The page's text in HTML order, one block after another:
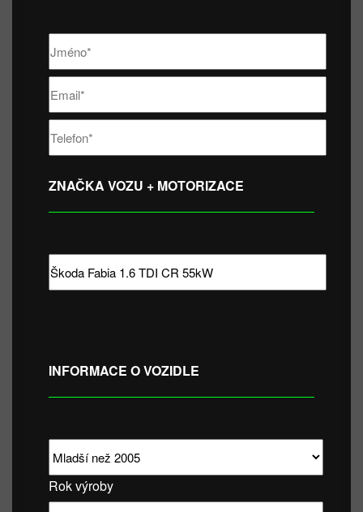
ZNAČKA VOZU + MOTORIZACE
INFORMACE O VOZIDLE
Rok výroby